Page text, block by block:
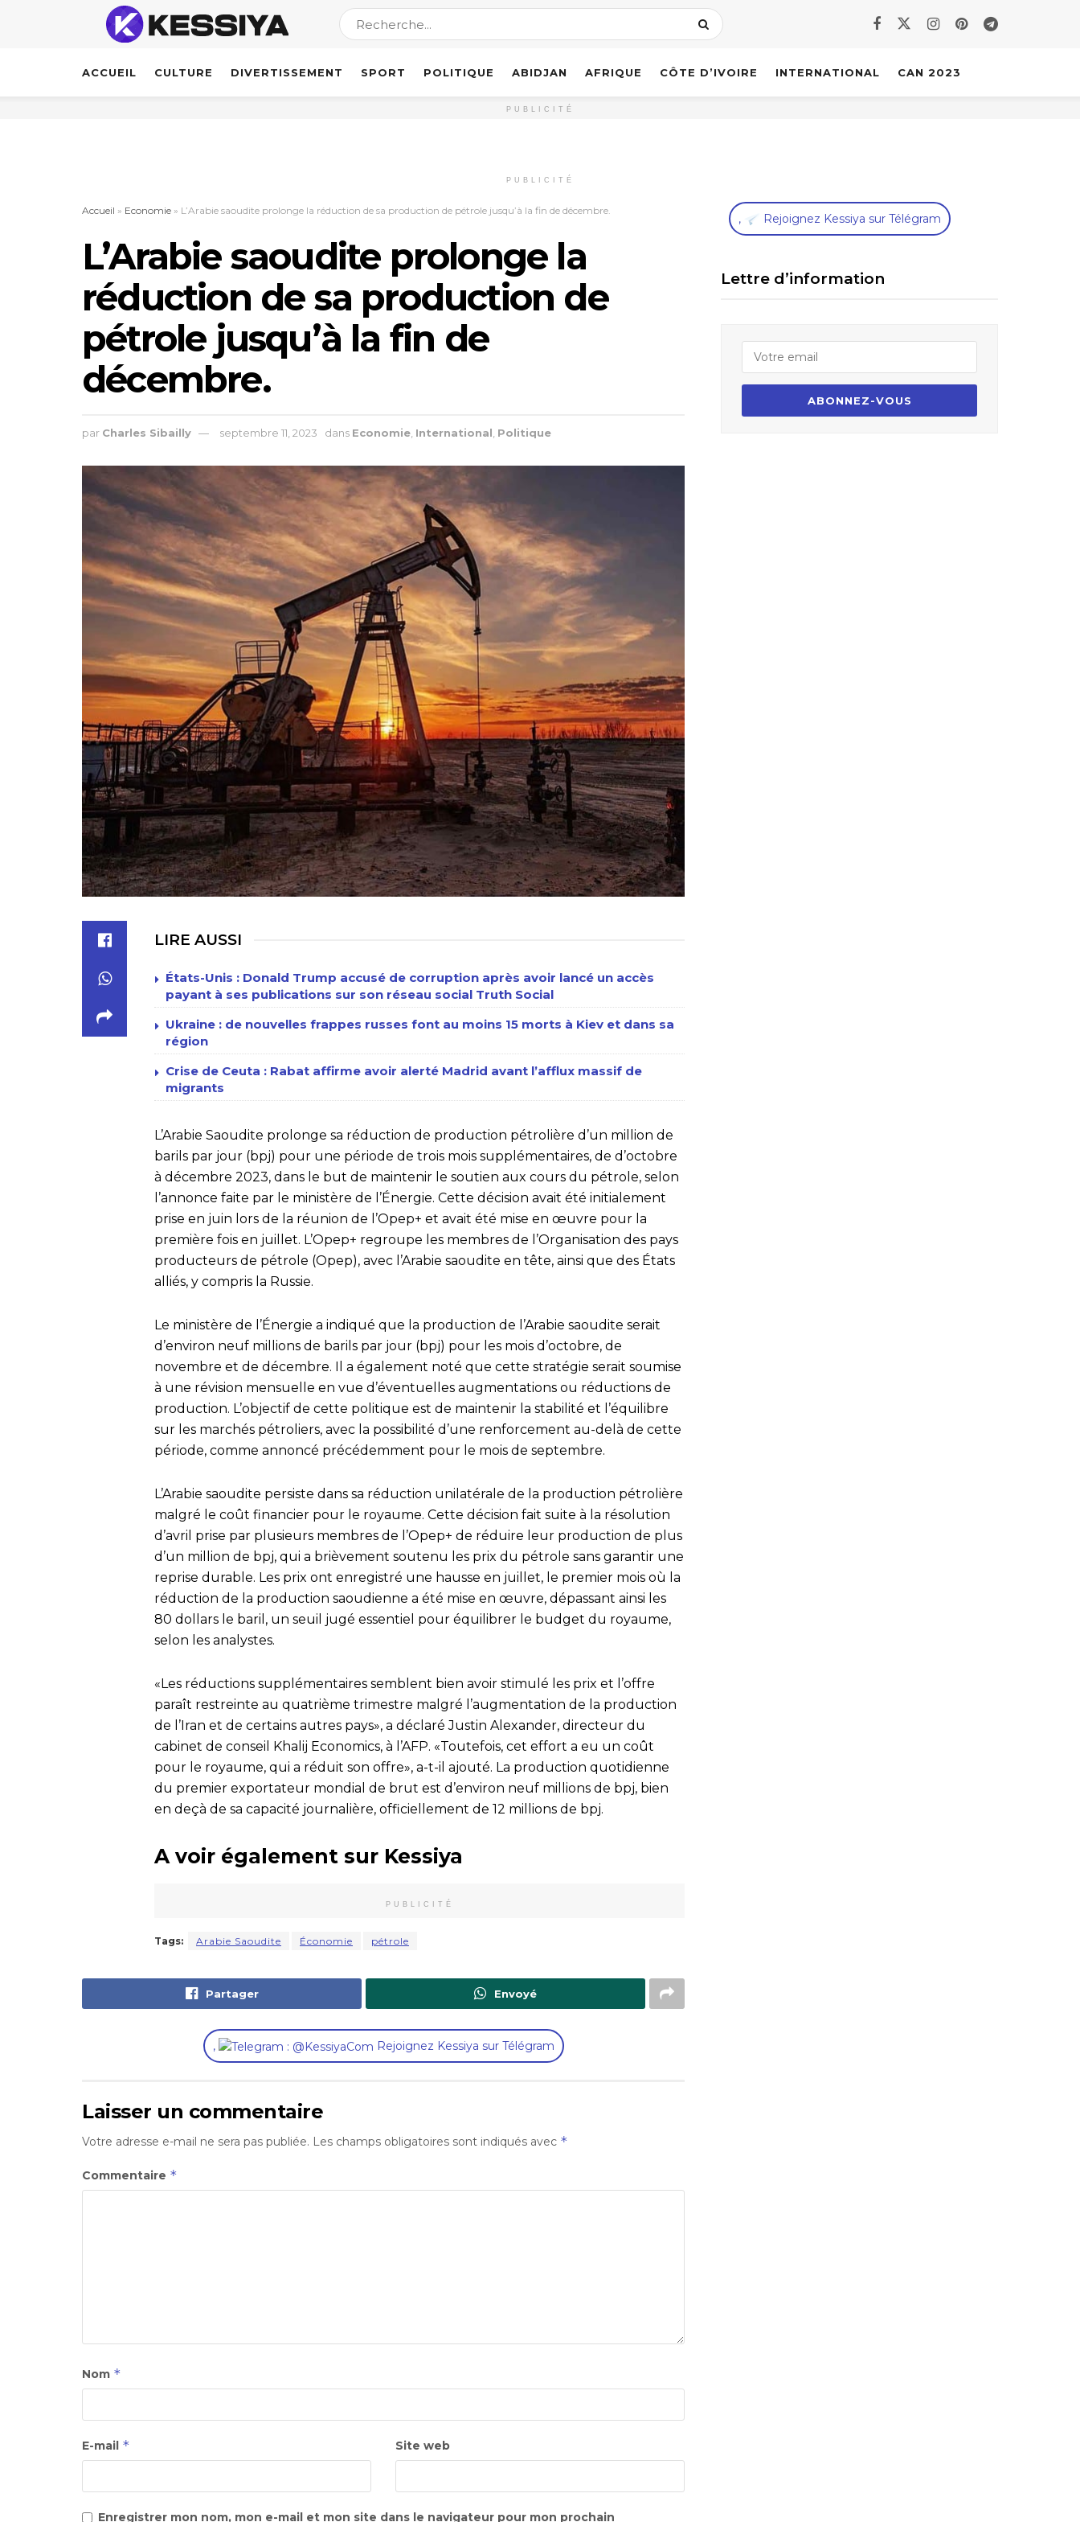
ACCUEIL CULTURE DIVERTISSEMENT SPORT POLITIQUE ABIDJAN AFRIQUE CÔTE D’IVOIRE INTERNATIONAL CAN 2023
PUBLICITÉ
PUBLICITÉ
Accueil » Economie » L’Arabie saoudite prolonge la réduction de sa production de pétrole jusqu’à la fin de décembre.
L’Arabie saoudite prolonge la
réduction de sa production de
pétrole jusqu’à la fin de
décembre.
par Charles Sibailly septembre 11, 2023 dans Economie International Politique
LIRE AUSSI
États-Unis : Donald Trump accusé de corruption après avoir lancé un accès
payant à ses publications sur son réseau social Truth Social
Ukraine : de nouvelles frappes russes font au moins 15 morts à Kiev et dans sa
région
Crise de Ceuta : Rabat affirme avoir alerté Madrid avant l’afflux massif de
migrants
L’Arabie Saoudite prolonge sa réduction de production pétrolière d’un million de
barils par jour (bpj) pour une période de trois mois supplémentaires, de d’octobre
à décembre 2023, dans le but de maintenir le soutien aux cours du pétrole, selon
l’annonce faite par le ministère de l’Énergie. Cette décision avait été initialement
prise en juin lors de la réunion de l’Opep+ et avait été mise en œuvre pour la
première fois en juillet. L’Opep+ regroupe les membres de l’Organisation des pays
producteurs de pétrole (Opep), avec l’Arabie saoudite en tête, ainsi que des États
alliés, y compris la Russie.
Le ministère de l’Énergie a indiqué que la production de l’Arabie saoudite serait
d’environ neuf millions de barils par jour (bpj) pour les mois d’octobre, de
novembre et de décembre. Il a également noté que cette stratégie serait soumise
à une révision mensuelle en vue d’éventuelles augmentations ou réductions de
production. L’objectif de cette politique est de maintenir la stabilité et l’équilibre
sur les marchés pétroliers, avec la possibilité d’une renforcement au-delà de cette
période, comme annoncé précédemment pour le mois de septembre.
L’Arabie saoudite persiste dans sa réduction unilatérale de la production pétrolière
malgré le coût financier pour le royaume. Cette décision fait suite à la résolution
d’avril prise par plusieurs membres de l’Opep+ de réduire leur production de plus
d’un million de bpj, qui a brièvement soutenu les prix du pétrole sans garantir une
reprise durable. Les prix ont enregistré une hausse en juillet, le premier mois où la
réduction de la production saoudienne a été mise en œuvre, dépassant ainsi les
80 dollars le baril, un seuil jugé essentiel pour équilibrer le budget du royaume,
selon les analystes.
«Les réductions supplémentaires semblent bien avoir stimulé les prix et l’offre
paraît restreinte au quatrième trimestre malgré l’augmentation de la production
de l’Iran et de certains autres pays», a déclaré Justin Alexander, directeur du
cabinet de conseil Khalij Economics, à l’AFP. «Toutefois, cet effort a eu un coût
pour le royaume, qui a réduit son offre», a-t-il ajouté. La production quotidienne
du premier exportateur mondial de brut est d’environ neuf millions de bpj, bien
en deçà de sa capacité journalière, officiellement de 12 millions de bpj.
A voir également sur Kessiya
PUBLICITÉ
Tags: Arabie Saoudite Économie pétrole
Partager Envoyé
, Rejoignez Kessiya sur Télégram
Laisser un commentaire
Votre adresse e-mail ne sera pas publiée. Les champs obligatoires sont indiqués avec *
Commentaire *
Nom *
E-mail * Site web
Enregistrer mon nom, mon e-mail et mon site dans le navigateur pour mon prochain
, Rejoignez Kessiya sur Télégram
Lettre d’information